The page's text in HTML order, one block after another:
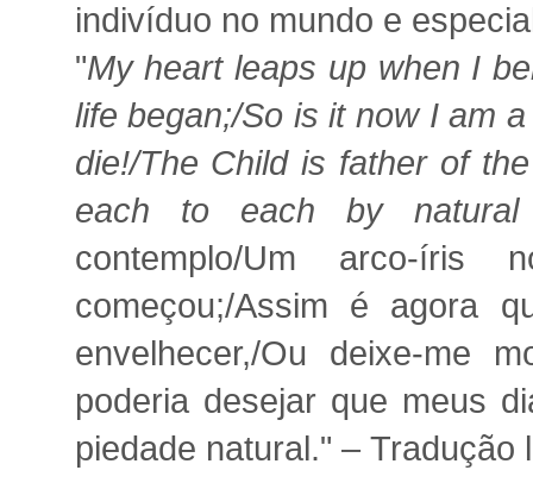
indivíduo no mundo e
"My heart leaps up when I
life began;/So is it now I am
die!/The Child is father of
each to each by natural
contemplo/Um arco-
começou;/Assim é agora
envelhecer,/Ou deixe-me
poderia desejar que meus
piedade natural." – Tradução